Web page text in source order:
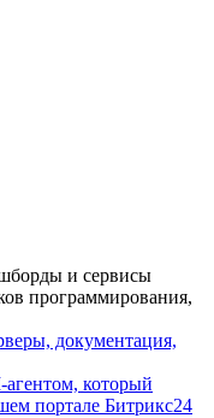
и сервисы
программирования,
документация,
который
портале Битрикс24